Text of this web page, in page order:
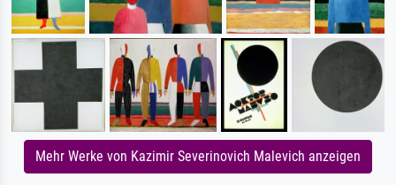
Mehr Werke von Kazimir Severinovich Malevich anzeigen